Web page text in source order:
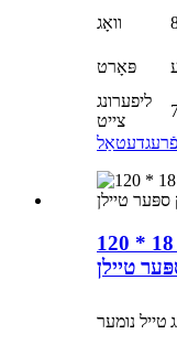
וואָג
פּאָרט
ליפערונג
צייט
דעטאַל
120 * 18 מם 10 בלאַט טריילער בלאַט
טיילן
טייל נומער